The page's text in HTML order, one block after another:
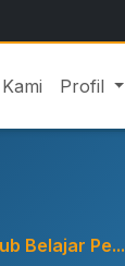
Profil
Belajar Pe...